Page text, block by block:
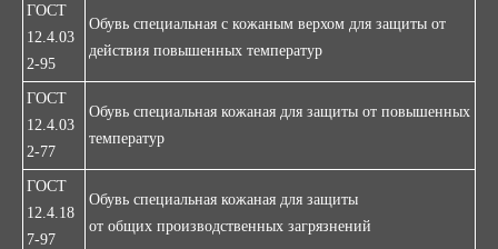
ГОСТ
12.4.03
2-95
Обувь специальная с кожаным верхом для защиты от
действия повышенных температур
ГОСТ
12.4.03
2-77
Обувь специальная кожаная для защиты от повышенных
температур
ГОСТ
12.4.18
7-97
Обувь специальная кожаная для защиты
от общих производственных загрязнений